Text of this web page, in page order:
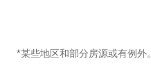
*某些地区和部分房源或有例外。